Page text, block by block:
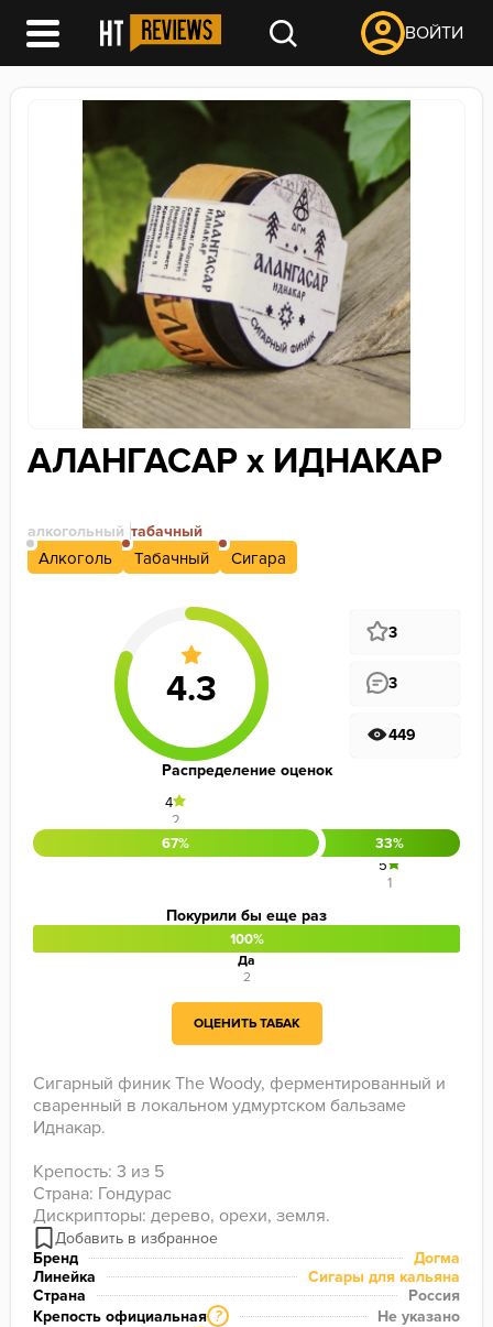
ВОЙТИ
АЛАНГАСАР х ИДНАКАР
алкогольный табачный
Алкоголь Табачный Сигара
Сигарный финик The Woody, ферментированный и
сваренный в локальном удмуртском бальзаме
Иднакар.
Крепость: 3 из 5
Страна: Гондурас
Дискрипторы: дерево, орехи, земля.
Бренд
Догма
Линейка
Сигары для кальяна
Страна
Россия
Крепость официальная ?
Не указано
3
3
449
Распределение оценок
67%
4
2
33%
5
1
Покурили бы еще раз
100%
Да
2
ОЦЕНИТЬ ТАБАК